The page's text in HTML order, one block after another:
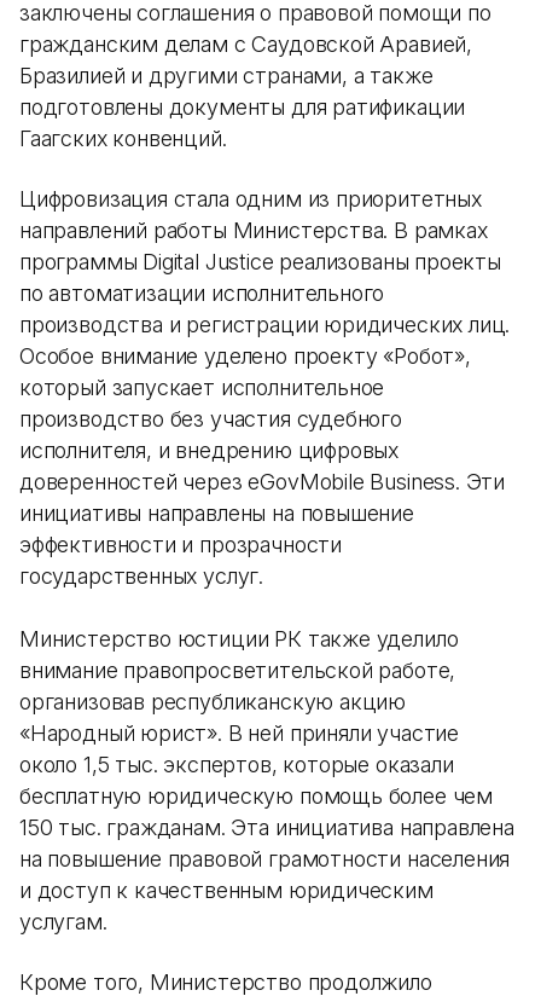
заключены соглашения о правовой помощи по
гражданским делам с Саудовской Аравией,
Бразилией и другими странами, а также
подготовлены документы для ратификации
Гаагских конвенций.
Цифровизация стала одним из приоритетных
направлений работы Министерства. В рамках
программы Digital Justice реализованы проекты
по автоматизации исполнительного
производства и регистрации юридических лиц.
Особое внимание уделено проекту «Робот»,
который запускает исполнительное
производство без участия судебного
исполнителя, и внедрению цифровых
доверенностей через eGovMobile Business. Эти
инициативы направлены на повышение
эффективности и прозрачности
государственных услуг.
Министерство юстиции РК также уделило
внимание правопросветительской работе,
организовав республиканскую акцию
«Народный юрист». В ней приняли участие
около 1,5 тыс. экспертов, которые оказали
бесплатную юридическую помощь более чем
150 тыс. гражданам. Эта инициатива направлена
на повышение правовой грамотности населения
и доступ к качественным юридическим
услугам.
Кроме того, Министерство продолжило